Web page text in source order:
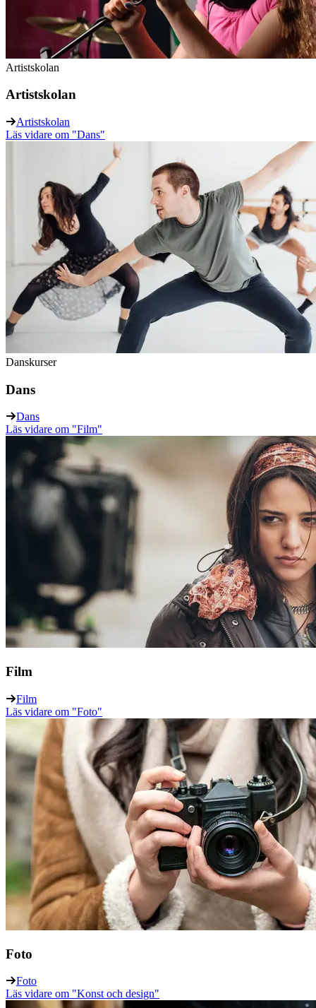
Artistskolan
Artistskolan
Artistskolan
Läs vidare om "Dans"
Danskurser
Dans
Dans
Läs vidare om "Film"
Film
Film
Läs vidare om "Foto"
Foto
Foto
Läs vidare om "Konst och design"